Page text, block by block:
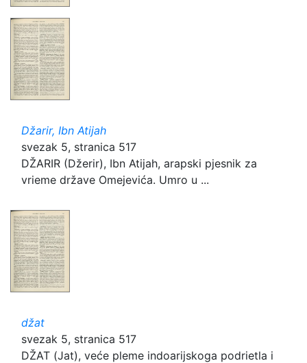
Džarir, Ibn Atijah
svezak 5, stranica 517
DŽARIR (Džerir), Ibn Atijah, arapski pjesnik za
vrieme države Omejevića. Umro u ...
džat
svezak 5, stranica 517
DŽAT (Jat), veće pleme indoarijskoga podrietla i